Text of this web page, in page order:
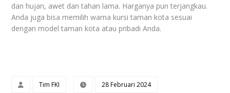
dan hujan, awet dan tahan lama. Harganya pun terjangkau.
Anda juga bisa memilih warna kursi taman kota sesuai
dengan model taman kota atau pribadi Anda.
Tim FKI 28 Februari 2024